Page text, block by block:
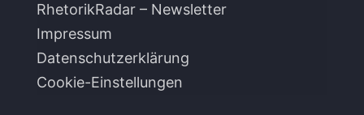
RhetorikRadar – Newsletter
Impressum
Datenschutzerklärung
Cookie-Einstellungen